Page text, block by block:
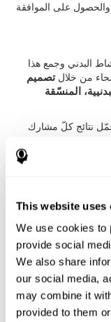
This website uses
We use cookies to
provide social
We also share
our social media,
may combine it
provided to them
والحصول على الموافقة
البدني وجمع هذا
من خلالتصميم
المنسّقة
نتائج كلّ مشارك
دقيقة)، والتدريب القلبي العرقي (15 دقيقة)، والأنشطة التنفسية (5
دقائق)، وتدريب القوّة (10 دقيقة)، وتدريب اللدونة (5 دقائق) وجلسة
تمّوا أنشطة
المعرفية
تمّ المشاركون أكثر